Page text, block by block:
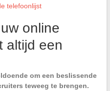
telefoonlijst
online
altijd een
om een beslissende
teweeg te brengen.